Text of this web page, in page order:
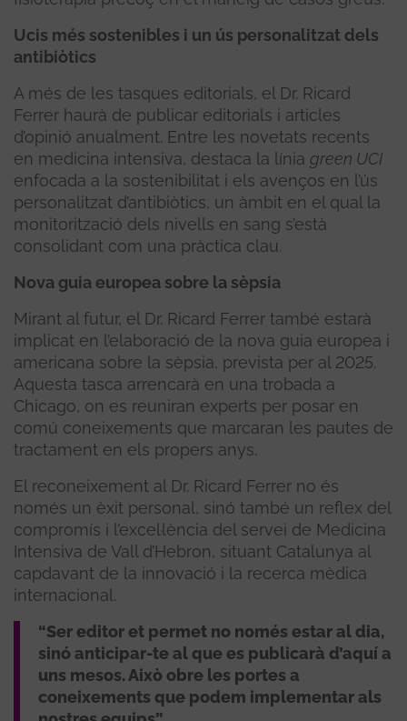
Ucis més sostenibles i un ús personalitzat dels
antibiòtics
A més de les tasques editorials, el Dr. Ricard
Ferrer haurà de publicar editorials i articles
d’opinió anualment. Entre les novetats recents
en medicina intensiva, destaca la línia green UCI
enfocada a la sostenibilitat i els avenços en l’ús
personalitzat d’antibiòtics, un àmbit en el qual la
monitorització dels nivells en sang s’està
consolidant com una pràctica clau.
Nova guia europea sobre la sèpsia
Mirant al futur, el Dr. Ricard Ferrer també estarà
implicat en l’elaboració de la nova guia europea i
americana sobre la sèpsia, prevista per al 2025.
Aquesta tasca arrencarà en una trobada a
Chicago, on es reuniran experts per posar en
comú coneixements que marcaran les pautes de
tractament en els propers anys.
El reconeixement al Dr. Ricard Ferrer no és
només un èxit personal, sinó també un reflex del
compromís i l’excel·lència del servei de Medicina
Intensiva de Vall d’Hebron, situant Catalunya al
capdavant de la innovació i la recerca mèdica
internacional.
“Ser editor et permet no només estar al dia,
sinó anticipar-te al que es publicarà d’aquí a
uns mesos. Això obre les portes a
coneixements que podem implementar als